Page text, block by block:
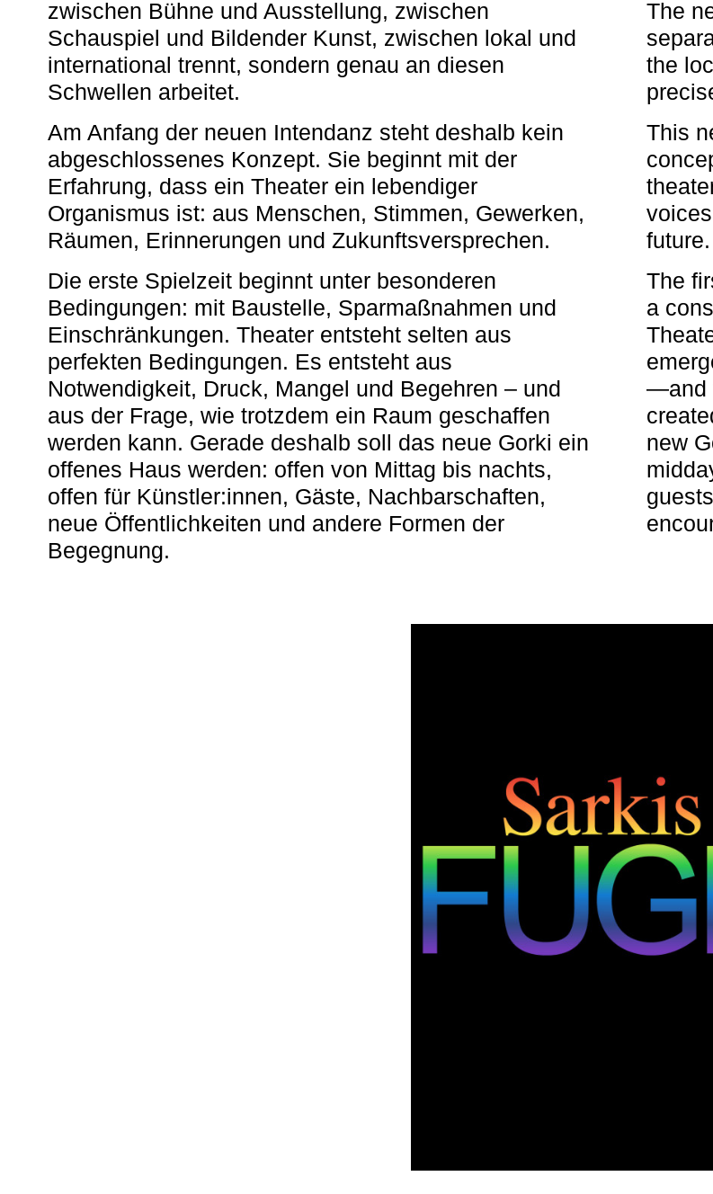
zwischen Bühne und Ausstellung, zwischen
Schauspiel und Bildender Kunst, zwischen lokal und
international trennt, sondern genau an diesen
Schwellen arbeitet.
Am Anfang der neuen Intendanz steht deshalb kein
abgeschlossenes Konzept. Sie beginnt mit der
Erfahrung, dass ein Theater ein lebendiger
Organismus ist: aus Menschen, Stimmen, Gewerken,
Räumen, Erinnerungen und Zukunftsversprechen.
Die erste Spielzeit beginnt unter besonderen
Bedingungen: mit Baustelle, Sparmaßnahmen und
Einschränkungen. Theater entsteht selten aus
perfekten Bedingungen. Es entsteht aus
Notwendigkeit, Druck, Mangel und Begehren – und
aus der Frage, wie trotzdem ein Raum geschaffen
werden kann. Gerade deshalb soll das neue Gorki ein
offenes Haus werden: offen von Mittag bis nachts,
offen für Künstler:innen, Gäste, Nachbarschaften,
neue Öffentlichkeiten und andere Formen der
Begegnung.
The
the
This
future.
The
a
—and
new